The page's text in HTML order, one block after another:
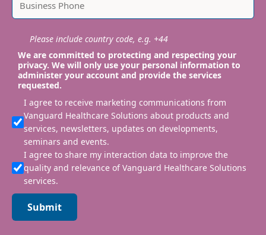
Please include country code, e.g. +44
We are committed to protecting and respecting your
privacy. We will only use your personal information to
administer your account and provide the services
requested.
I agree to receive marketing communications from
Vanguard Healthcare Solutions about products and
services, newsletters, updates on developments,
seminars and events.
I agree to share my interaction data to improve the
quality and relevance of Vanguard Healthcare Solutions
services.
Submit